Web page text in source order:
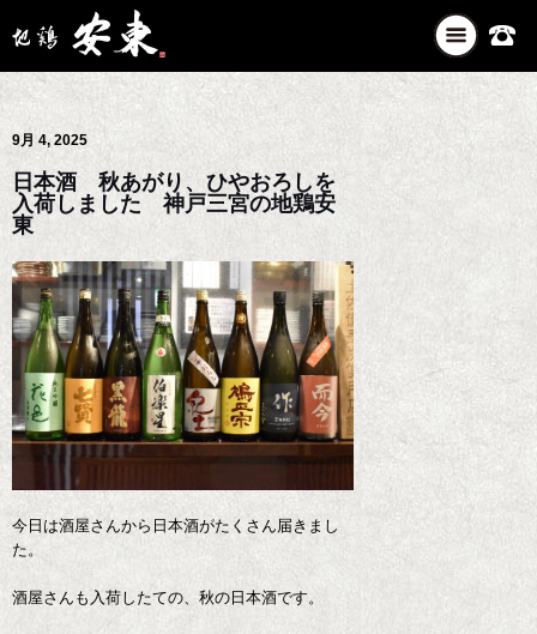
ナ
ビ
ゲ
シ
9月 4, 2025
日本酒 秋あがり、ひやおろしを
入荷しました 神戸三宮の地鶏安
東
今日は酒屋さんから日本酒がたくさん届きまし
た。
酒屋さんも入荷したての、秋の日本酒です。